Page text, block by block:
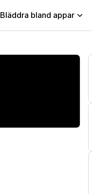
Bläddra bland appar